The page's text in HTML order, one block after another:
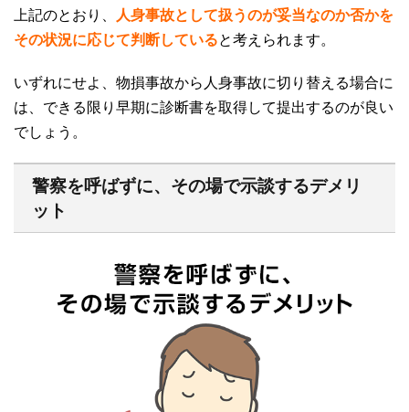
上記のとおり、
人身事故として扱うのが妥当なのか否かを
その状況に応じて判断していると考えられます。
いずれにせよ、物損事故から人身事故に切り替える場合に
は、できる限り早期に診断書を取得して提出するのが良い
でしょう。
警察を呼ばずに、その場で示談するデメリ
ット